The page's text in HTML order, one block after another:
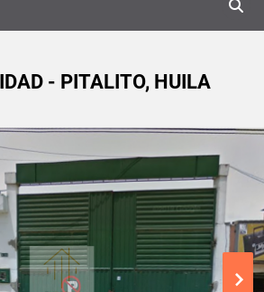
- PITALITO, HUILA